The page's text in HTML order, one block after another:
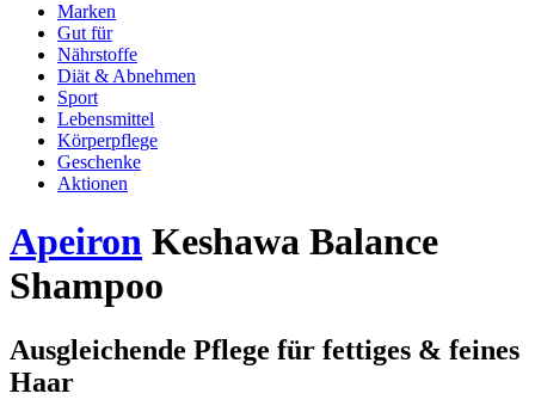
Marken
Gut für
Nährstoffe
Diät & Abnehmen
Sport
Lebensmittel
Körperpflege
Geschenke
Aktionen
Apeiron Keshawa Balance
Shampoo
Ausgleichende Pflege für fettiges & feines
Haar